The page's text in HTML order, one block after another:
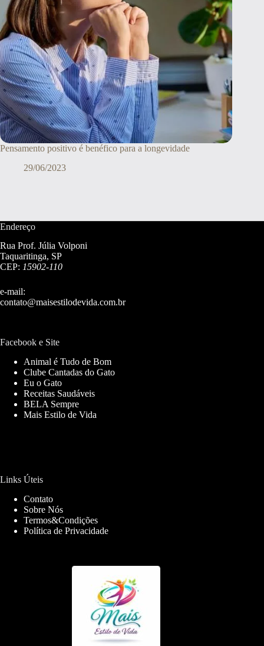
Pensamento positivo é benéfico para a longevidade
29/06/2023
Endereço
Rua Prof. Júlia Volponi
Taquaritinga, SP
CEP: 15902-110
e-mail:
contato@maisestilodevida.com.br
Facebook e Site
Animal é Tudo de Bom
Clube Cantadas do Gato
Eu o Gato
Receitas Saudáveis
BELA Sempre
Mais Estilo de Vida
Links Úteis
Contato
Sobre Nós
Termos&Condições
Política de Privacidade